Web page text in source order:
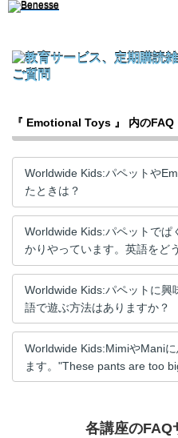
『 Emotional Toys 』 内のFAQ
Worldwide Kids:パペットや
たときは？
Worldwide Kids:パペットでぱ
かりやっています。英語をど
Worldwide Kids:パペットに興
語で遊ぶ方法はありますか？
Worldwide Kids:MimiやMani
ます。"These pants are too
各講座のFAQ